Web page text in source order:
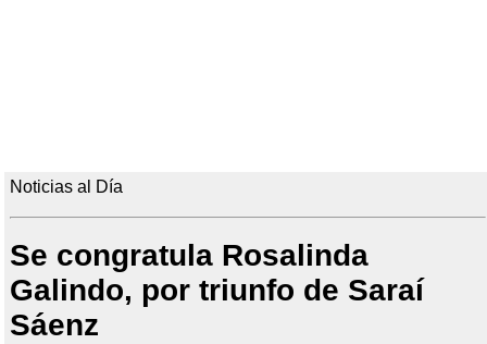
Noticias al Día
Se congratula Rosalinda
Galindo, por triunfo de Saraí
Sáenz